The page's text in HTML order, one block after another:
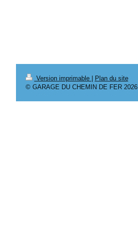
Version imprimable
Plan du site
© GARAGE DU CHEMIN DE FER 2026